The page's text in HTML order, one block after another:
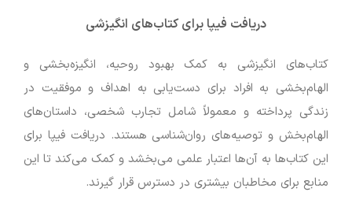
دریافت فیپا برای کتاب‌های انگیزشی
کتاب‌های انگیزشی به کمک بهبود روحیه، انگیزه‌بخشی و
الهام‌بخشی به افراد برای دست‌یابی به اهداف و موفقیت در
زندگی پرداخته و معمولاً شامل تجارب شخصی، داستان‌های
الهام‌بخش و توصیه‌های روان‌شناسی هستند. دریافت فیپا برای
این کتاب‌ها به آن‌ها اعتبار علمی می‌بخشد و کمک می‌کند تا این
منابع برای مخاطبان بیشتری در دسترس قرار گیرند.